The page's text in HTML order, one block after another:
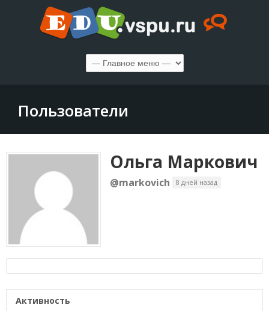
Пользователи
Ольга Маркович
@markovich 8 дней назад
Активность